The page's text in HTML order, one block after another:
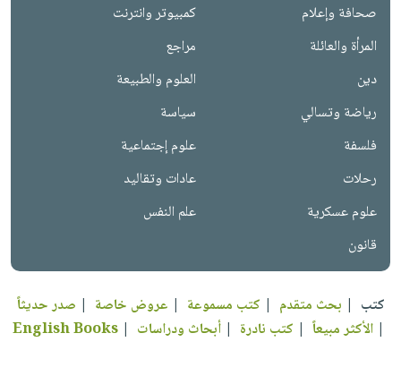
صحافة وإعلام
كمبيوتر وانترنت
المرأة والعائلة
مراجع
دين
العلوم والطبيعة
رياضة وتسالي
سياسة
فلسفة
علوم إجتماعية
رحلات
عادات وتقاليد
علوم عسكرية
علم النفس
قانون
كتب | بحث متقدم | كتب مسموعة | عروض خاصة | صدر حديثاً
| الأكثر مبيعاً | كتب نادرة | أبحاث ودراسات |
English Books